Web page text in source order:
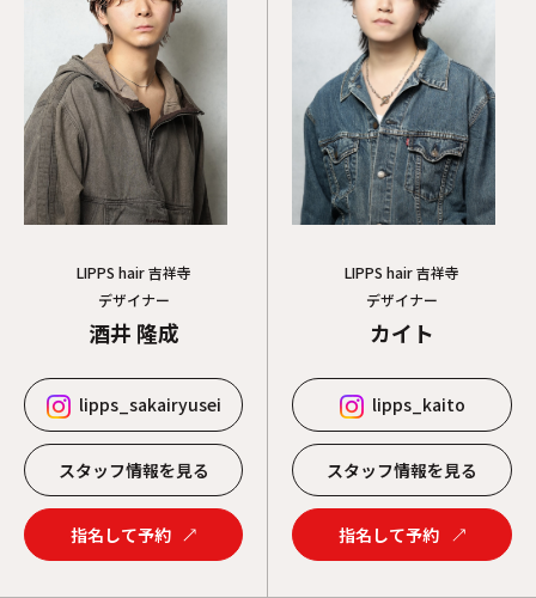
LIPPS hair 吉祥寺
デザイナー
酒井 隆成
lipps_sakairyusei
スタッフ情報を見る
指名して予約
LIPPS hair 吉祥寺
デザイナー
カイト
lipps_kaito
スタッフ情報を見る
指名して予約